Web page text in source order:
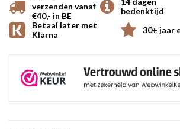
verzenden vanaf
€40,- in BE
bedenktijd
Betaal later met
Klarna
30+ jaar